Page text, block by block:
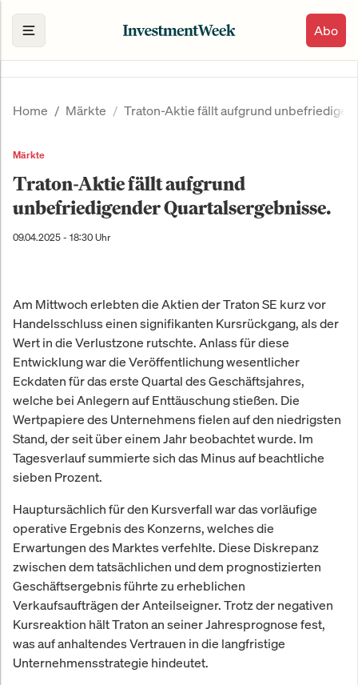
Abo
Home Märkte Traton-Aktie fällt aufgrund
Märkte
Traton-Aktie fällt aufgrund
unbefriedigender Quartalsergebnisse.
09.04.2025 - 18:30 Uhr
Am Mittwoch erlebten die Aktien der Traton SE kurz vor
Handelsschluss einen signifikanten Kursrückgang, als der
Wert in die Verlustzone rutschte. Anlass für diese
Entwicklung war die Veröffentlichung wesentlicher
Eckdaten für das erste Quartal des Geschäftsjahres,
welche bei Anlegern auf Enttäuschung stießen. Die
Wertpapiere des Unternehmens fielen auf den niedrigsten
Stand, der seit über einem Jahr beobachtet wurde. Im
Tagesverlauf summierte sich das Minus auf beachtliche
sieben Prozent.
Hauptursächlich für den Kursverfall war das vorläufige
operative Ergebnis des Konzerns, welches die
Erwartungen des Marktes verfehlte. Diese Diskrepanz
zwischen dem tatsächlichen und dem prognostizierten
Geschäftsergebnis führte zu erheblichen
Verkaufsaufträgen der Anteilseigner. Trotz der negativen
Kursreaktion hält Traton an seiner Jahresprognose fest,
was auf anhaltendes Vertrauen in die langfristige
Unternehmensstrategie hindeutet.